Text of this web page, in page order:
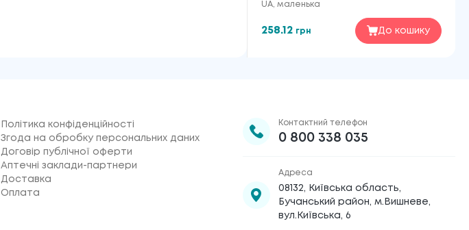
МАЛЕНЬКА
UA, маленька
258.12 грн До кошику
Політика конфіденційності
Згода на обробку персональних даних
Договір публічної оферти
Аптечні заклади-партнери
Доставка
Оплата
Контактний телефон
0 800 338 035
Адреса
08132, Київська область,
Бучанський район, м.Вишневе,
вул.Київська, 6